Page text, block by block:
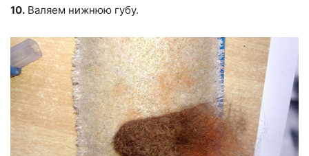
10. Валяем нижнюю губу.